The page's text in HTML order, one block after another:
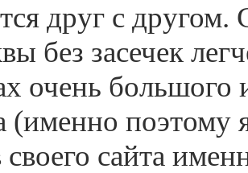
друг с
без засечек
очень большого
(именно поэтому
своего сайта